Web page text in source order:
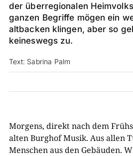
der überregionalen
ganzen Begriffe mögen ein
altbacken klingen, aber so
keineswegs zu.
Text: Sabrina Palm
Morgens, direkt nach dem
alten Burghof Musik. Aus allen
Menschen aus den Gebäuden.